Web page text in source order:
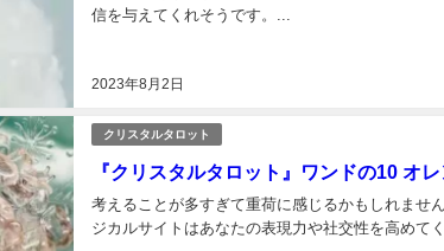
2023年8月2日
信を与えてくれそうです。...
クリスタルタロット
『クリスタルタロット』ワンドの10 オ
考えることが多すぎて重荷に感じるかもしれませ
ジカルサイトはあなたの表現力や社交性を高めて